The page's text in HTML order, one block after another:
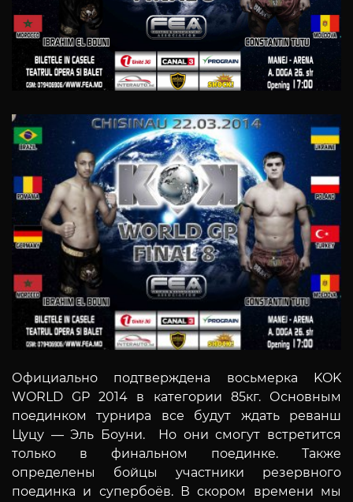
Официально подтверждена восьмерка KOK
WORLD GP 2014 в категории 85кг. Основным
поединком турнира все будут ждать реванш
Цуцу — Эль Боуни.
Но они смогут встретится
только в финальном поединке. Также
определены бойцы участники резервного
поединка и супербоёв. В скором времени мы